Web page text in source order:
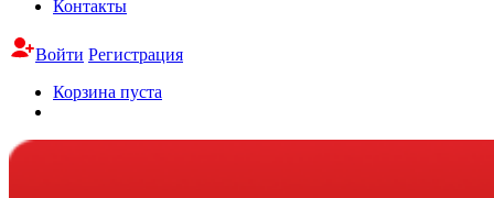
Контакты
Войти Регистрация
Корзина пуста